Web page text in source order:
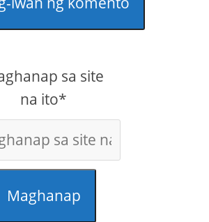
sa site
na ito*
Maghanap